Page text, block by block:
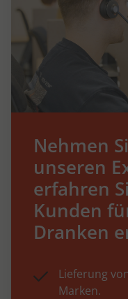
Nehmen
unseren
erfahren
Kunden
Dranken
Lieferung
Marken.